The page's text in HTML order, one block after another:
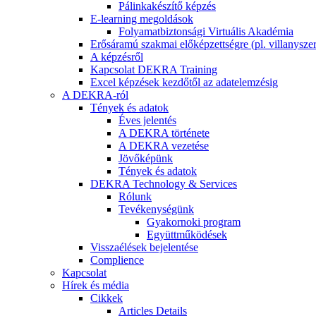
Pálinkakészítő képzés
E-learning megoldások
Folyamatbiztonsági Virtuális Akadémia
Erősáramú szakmai előképzettségre (pl.
A képzésről
Kapcsolat DEKRA Training
Excel képzések kezdőtől az adatelemzésig
A DEKRA-ról
Tények és adatok
Éves jelentés
A DEKRA története
A DEKRA vezetése
Jövőképünk
Tények és adatok
DEKRA Technology & Services
Rólunk
Tevékenységünk
Gyakornoki program
Együttműködések
Visszaélések bejelentése
Complience
Kapcsolat
Hírek és média
Cikkek
Articles Details